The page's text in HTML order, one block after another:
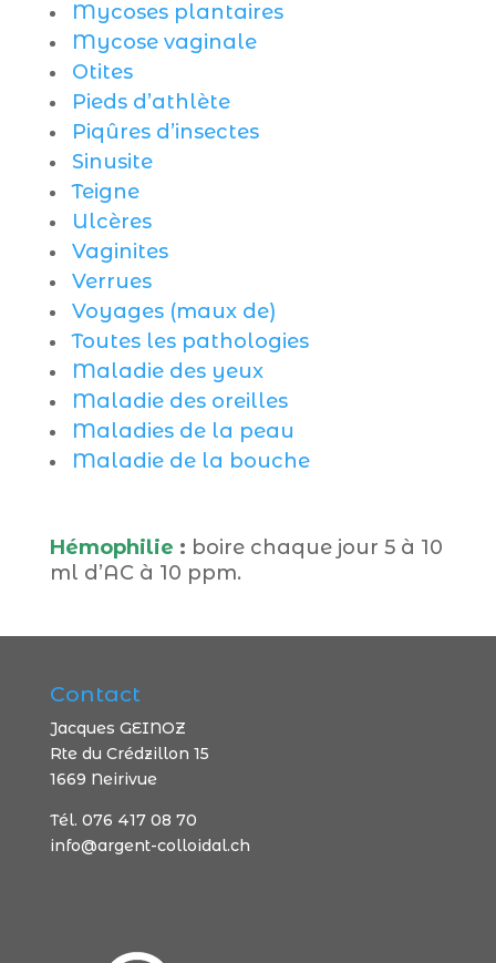
Mycoses plantaires
Mycose vaginale
Otites
Pieds d’athlète
Piqûres d’insectes
Sinusite
Teigne
Ulcères
Vaginites
Verrues
Voyages (maux de)
Toutes les pathologies
Maladie des yeux
Maladie des oreilles
Maladies de la peau
Maladie de la bouche
Hémophilie : boire chaque jour 5 à 10
ml d’AC à 10 ppm.
Contact
Jacques GEINOZ
Rte du Crédzillon 15
1669 Neirivue
Tél. 076 417 08 70
info@argent-colloidal.ch